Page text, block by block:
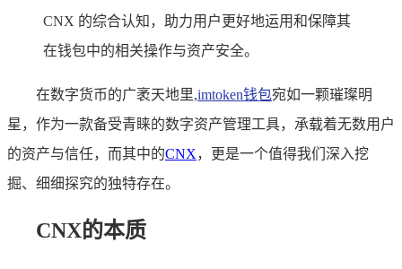
CNX 的综合认知，助力用户更好地运用和保障其
在钱包中的相关操作与资产安全。
在数字货币的广袤天地里,imtoken钱包宛如一颗璀璨明
星，作为一款备受青睐的数字资产管理工具，承载着无数用户
的资产与信任，而其中的CNX，更是一个值得我们深入挖
掘、细细探究的独特存在。
CNX的本质